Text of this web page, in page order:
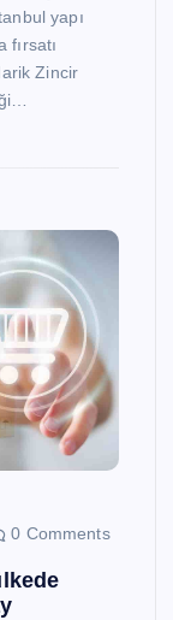
yapı
fırsatı
Zincir
0 Comments